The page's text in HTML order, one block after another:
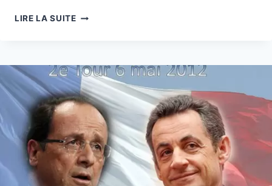
LIRE LA SUITEJO
LA
FINALE
DU
100M